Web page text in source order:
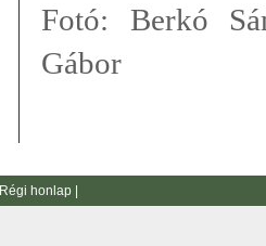
Fotó: Berkó
Gábor
Régi honlap